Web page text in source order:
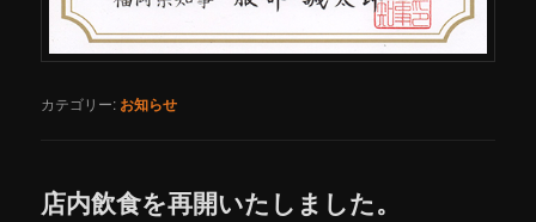
カテゴリー: お知らせ
店内飲食を再開いたしました。